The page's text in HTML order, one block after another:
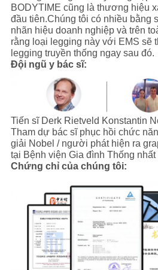
BODYTIME cũng là thương hiệu
đầu tiên.Chúng tôi có nhiều bằng
nhãn hiệu doanh nghiệp và trên
rằng loại legging này với EMS sẽ
legging truyền thống ngay sau đó.
Đội ngũ y bác sĩ:
Tiến sĩ Derk Rietveld Konstantin
Tham dự bác sĩ phục hồi chức
giải Nobel / người phát hiện ra
tại Bệnh viện Gia đình Thống
Chứng chỉ của chúng tôi: